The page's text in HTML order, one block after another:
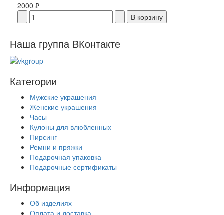
2000 ₽
Наша группа ВКонтакте
Категории
Мужские украшения
Женские украшения
Часы
Кулоны для влюбленных
Пирсинг
Ремни и пряжки
Подарочная упаковка
Подарочные сертификаты
Информация
Об изделиях
Оплата и доставка